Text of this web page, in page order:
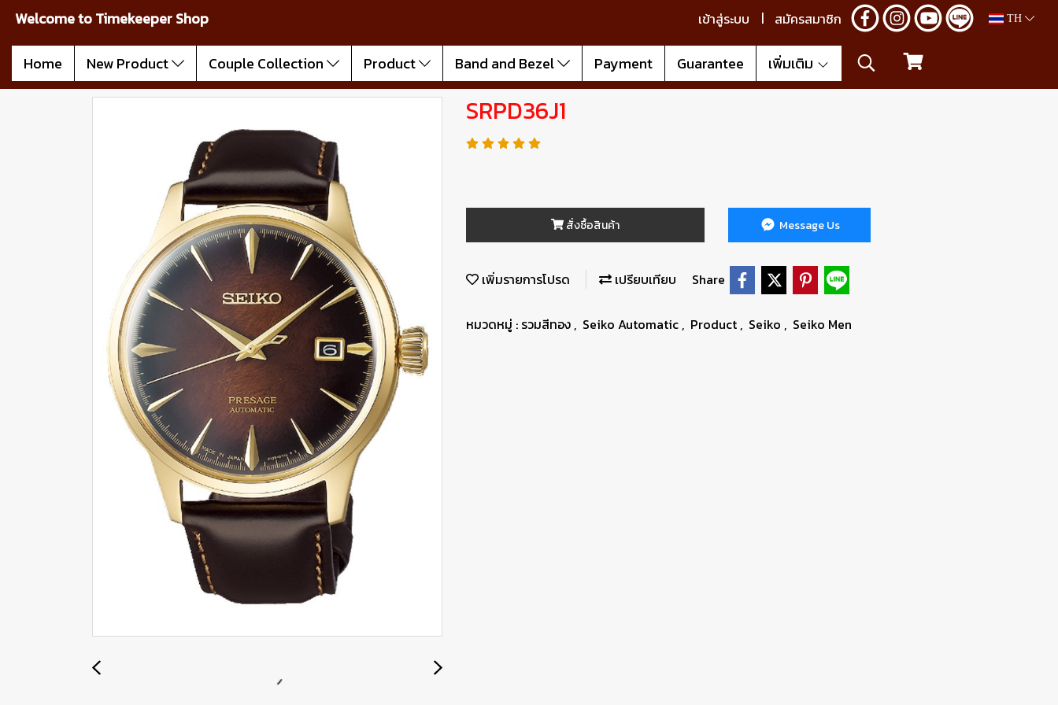
Welcome to Timekeeper Shop เข้าสู่ระบบ สมัครสมาชิก TH
Home New Product Couple Collection Product Band and Bezel Payment Guarantee เพิ่มเติม
SRPD36J1
สั่งซื้อสินค้า Message Us
เพิ่มรายการโปรด เปรียบเทียบ Share
หมวดหมู่ : รวมสีทอง , Seiko Automatic , Product , Seiko , Seiko Men